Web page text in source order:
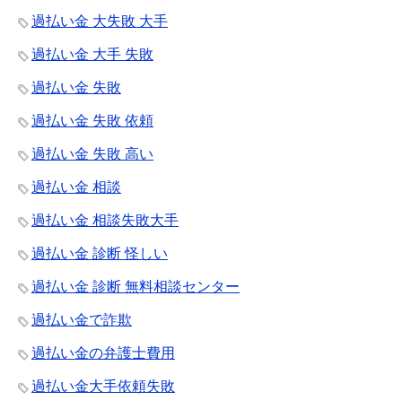
過払い金 大失敗 大手
過払い金 大手 失敗
過払い金 失敗
過払い金 失敗 依頼
過払い金 失敗 高い
過払い金 相談
過払い金 相談失敗大手
過払い金 診断 怪しい
過払い金 診断 無料相談センター
過払い金で詐欺
過払い金の弁護士費用
過払い金大手依頼失敗